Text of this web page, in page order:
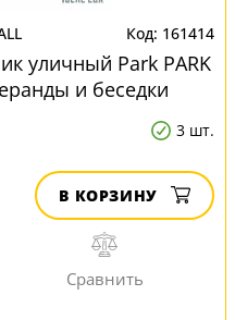
161414
уличный Park PARK
и беседки
3 шт.
В КОРЗИНУ